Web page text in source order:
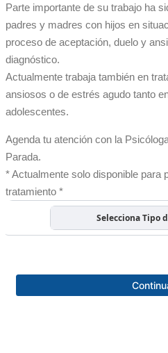
Parte importante de su trabajo ha
padres y madres con hijos en
proceso de aceptación, duelo y
diagnóstico.
Actualmente trabaja también en
ansiosos o de estrés agudo tanto
adolescentes.
Agenda tu atención con la
Parada.
* Actualmente solo disponible para
tratamiento *